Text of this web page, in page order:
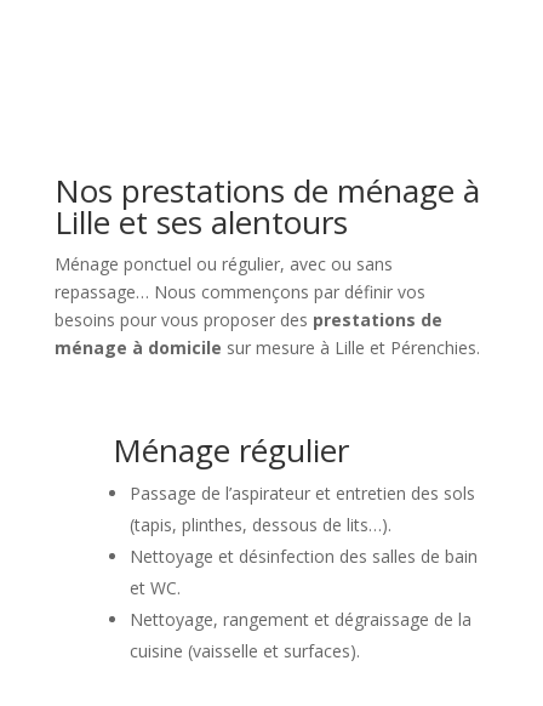
Nos prestations de ménage à
Lille et ses alentours
Ménage ponctuel ou régulier, avec ou sans
repassage… Nous commençons par définir vos
besoins pour vous proposer des prestations de
ménage à domicile sur mesure à Lille et Pérenchies.
Ménage régulier
Passage de l’aspirateur et entretien des sols
(tapis, plinthes, dessous de lits…).
Nettoyage et désinfection des salles de bain
et WC.
Nettoyage, rangement et dégraissage de la
cuisine (vaisselle et surfaces).